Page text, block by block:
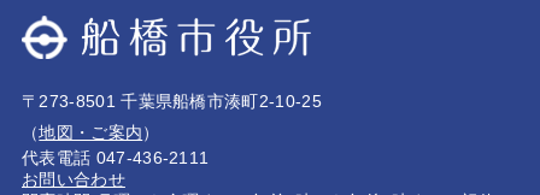
〒273-8501 千葉県船橋市湊町2-10-25
（地図・ご案内）
代表電話 047-436-2111
お問い合わせ